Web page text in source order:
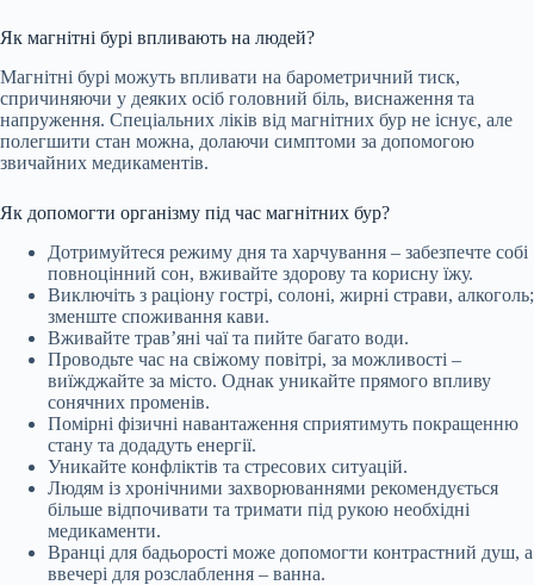
Як магнітні бурі впливають на людей?
Магнітні бурі можуть впливати на барометричний тиск,
спричиняючи у деяких осіб головний біль, виснаження та
напруження. Спеціальних ліків від магнітних бур не існує, але
полегшити стан можна, долаючи симптоми за допомогою
звичайних медикаментів.
Як допомогти організму під час магнітних бур?
Дотримуйтеся режиму дня та харчування – забезпечте собі
повноцінний сон, вживайте здорову та корисну їжу.
Виключіть з раціону гострі, солоні, жирні страви, алкоголь;
зменште споживання кави.
Вживайте трав’яні чаї та пийте багато води.
Проводьте час на свіжому повітрі, за можливості –
виїжджайте за місто. Однак уникайте прямого впливу
сонячних променів.
Помірні фізичні навантаження сприятимуть покращенню
стану та додадуть енергії.
Уникайте конфліктів та стресових ситуацій.
Людям із хронічними захворюваннями рекомендується
більше відпочивати та тримати під рукою необхідні
медикаменти.
Вранці для бадьорості може допомогти контрастний душ, а
ввечері для розслаблення – ванна.